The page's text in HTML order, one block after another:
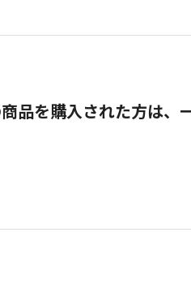
品を購入された方は、